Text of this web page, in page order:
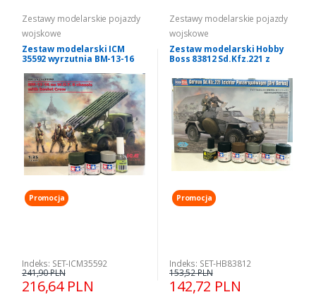
Zestawy modelarskie pojazdy
wojskowe
Zestaw modelarski ICM
35592 wyrzutnia BM-13-16
klejem
Promocja
Indeks: SET-ICM35592
216,64 PLN
241,90 PLN
Zestawy modelarskie pojazdy
wojskowe
Zestaw modelarski Hobby
Boss 83812 Sd.Kfz.221 z
Promocja
Indeks: SET-HB83812
142,72 PLN
153,52 PLN